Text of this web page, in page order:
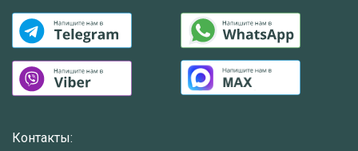
Контакты: